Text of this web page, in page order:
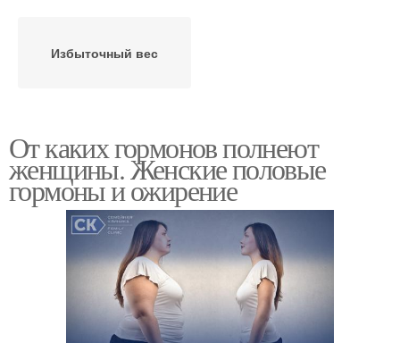
Избыточный вес
От каких гормонов полнеют
женщины. Женские половые
гормоны и ожирение